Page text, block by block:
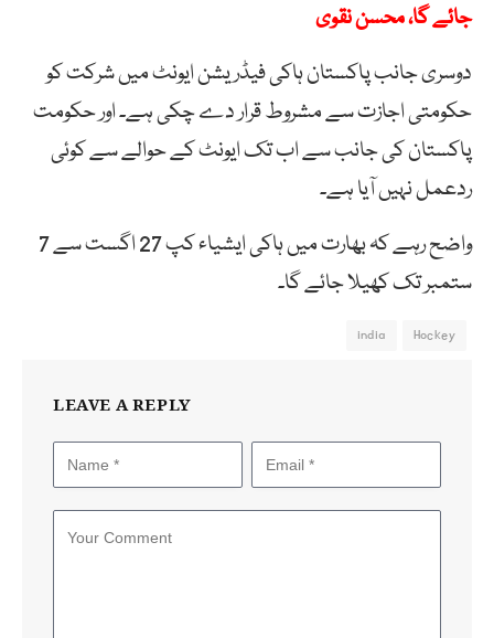
جائے گا، محسن نقوی
دوسری جانب پاکستان ہاکی فیڈریشن ایونٹ میں شرکت کو
حکومتی اجازت سے مشروط قرار دے چکی ہے۔ اور حکومت
پاکستان کی جانب سے اب تک ایونٹ کے حوالے سے کوئی
ردعمل نہیں آیا ہے۔
واضح رہے کہ بھارت میں ہاکی ایشیاء کپ 27 اگست سے 7
ستمبر تک کھیلا جائے گا۔
Hockey
india
LEAVE A REPLY